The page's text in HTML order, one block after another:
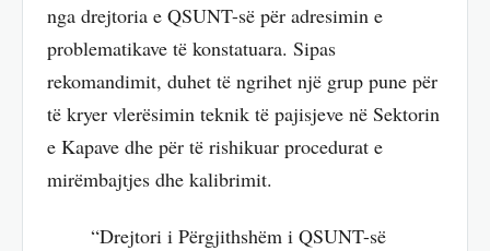
nga drejtoria e QSUNT-së për adresimin e
problematikave të konstatuara. Sipas
rekomandimit, duhet të ngrihet një grup pune për
të kryer vlerësimin teknik të pajisjeve në Sektorin
e Kapave dhe për të rishikuar procedurat e
mirëmbajtjes dhe kalibrimit.
“Drejtori i Përgjithshëm i QSUNT-së